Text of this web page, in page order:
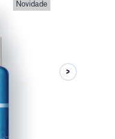
Novidade